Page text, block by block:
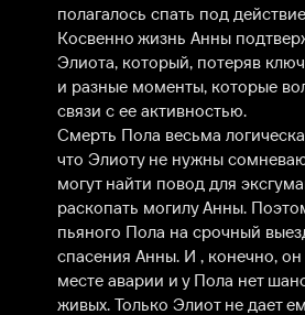
полагалось спать под
Косвенно жизнь Анны
Элиота, который, потеряв
и разные моменты, которые
связи с ее активностью.
Смерть Пола весьма
что Элиоту не нужны
могут найти повод для
раскопать могилу Анны.
пьяного Пола на срочный
спасения Анны. И , конечно,
месте аварии и у Пола нет
живых. Только Элиот не дает